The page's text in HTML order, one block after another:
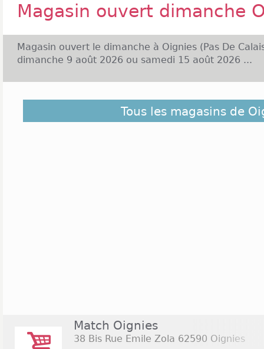
Magasin ouvert dimanche
Magasin ouvert le dimanche à Oignies (Pas De
dimanche 9 août 2026 ou samedi 15 août 2026 ...
Découvrez dans la liste ci-dessous les magasins
ceux situés à proximité. Ils sont classés du plus
Tous les magasins de
Match Oignies
38 Bis Rue Emile Zola 62590 Oignies